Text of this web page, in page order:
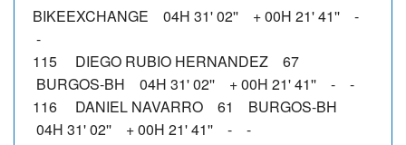
BIKEEXCHANGE 04H 31' 02'' + 00H 21' 41'' -
-
115 DIEGO RUBIO HERNANDEZ 67
BURGOS-BH 04H 31' 02'' + 00H 21' 41'' - -
116 DANIEL NAVARRO 61 BURGOS-BH
04H 31' 02'' + 00H 21' 41'' - -